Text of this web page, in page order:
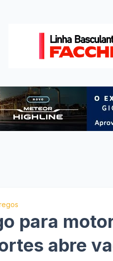
para
abre